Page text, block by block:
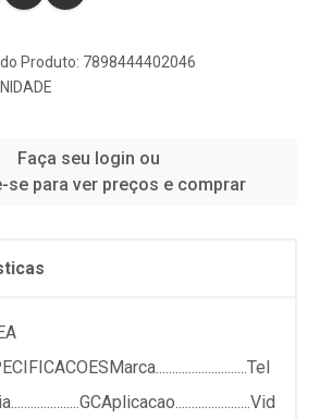
Produto: 7898444402046
Faça seu login ou
se para ver preços e comprar